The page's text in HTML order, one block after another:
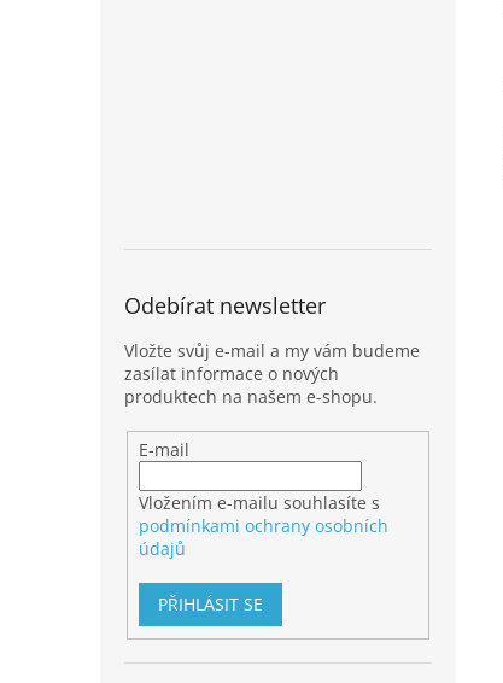
Odebírat newsletter
Vložte svůj e-mail a my vám budeme
zasílat informace o nových
produktech na našem e-shopu.
E-mail
Vložením e-mailu souhlasíte s
podmínkami ochrany osobních
údajů
PŘIHLÁSIT SE